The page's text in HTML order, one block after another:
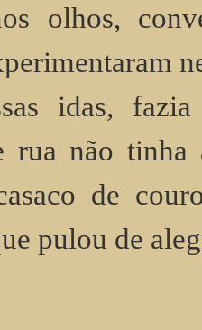
olhos,
idas,
rua não
de
pulou de